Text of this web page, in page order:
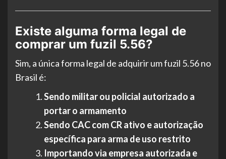
Existe alguma forma legal de
comprar um fuzil 5.56?
Sim, a única forma legal de adquirir um fuzil 5.56 no
Brasil é:
Sendo militar ou policial autorizado a
portar o armamento
Sendo CAC com CR ativo e autorização
específica para arma de uso restrito
Importando via empresa autorizada e